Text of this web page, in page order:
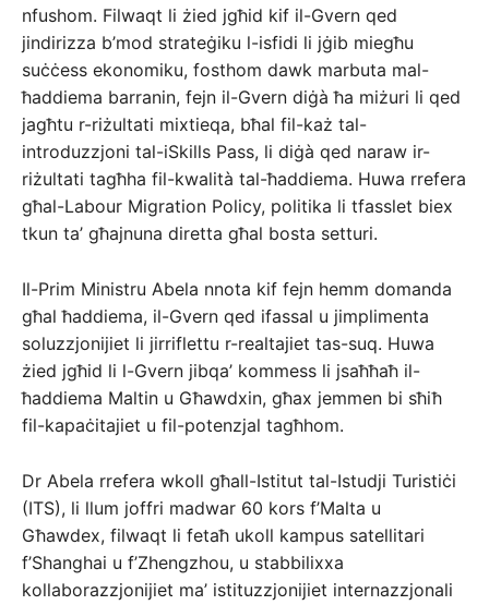
nfushom. Filwaqt li żied jgħid kif il-Gvern qed
jindirizza b’mod strateġiku l-isfidi li jġib miegħu
suċċess ekonomiku, fosthom dawk marbuta mal-
ħaddiema barranin, fejn il-Gvern diġà ħa miżuri li qed
jagħtu r-riżultati mixtieqa, bħal fil-każ tal-
introduzzjoni tal-iSkills Pass, li diġà qed naraw ir-
riżultati tagħha fil-kwalità tal-ħaddiema. Huwa rrefera
għal-Labour Migration Policy, politika li tfasslet biex
tkun ta’ għajnuna diretta għal bosta setturi.
Il-Prim Ministru Abela nnota kif fejn hemm domanda
għal ħaddiema, il-Gvern qed ifassal u jimplimenta
soluzzjonijiet li jirriflettu r-realtajiet tas-suq. Huwa
żied jgħid li l-Gvern jibqa’ kommess li jsaħħaħ il-
ħaddiema Maltin u Għawdxin, għax jemmen bi sħiħ
fil-kapaċitajiet u fil-potenzjal tagħhom.
Dr Abela rrefera wkoll għall-Istitut tal-Istudji Turistiċi
(ITS), li llum joffri madwar 60 kors f’Malta u
Għawdex, filwaqt li fetaħ ukoll kampus satellitari
f’Shanghai u f’Zhengzhou, u stabbilixxa
kollaborazzjonijiet ma’ istituzzjonijiet internazzjonali